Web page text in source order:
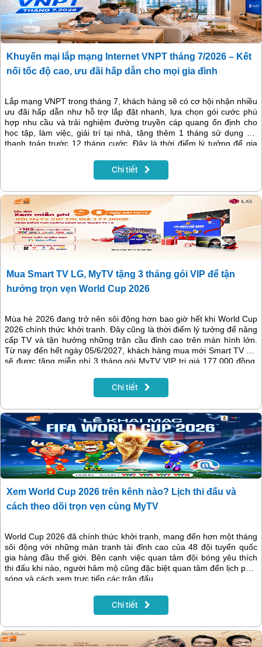
Khuyến mại lắp mạng Internet VNPT tháng 7/2026 – Kết
nối tốc độ cao, ưu đãi hấp dẫn cho mọi gia đình
​​​​​​​Lắp mạng VNPT trong tháng 7, khách hàng sẽ có cơ hội nhận nhiều
ưu đãi hấp dẫn như hỗ trợ lắp đặt nhanh, lựa chọn gói cước phù
hợp nhu cầu và trải nghiệm đường truyền cáp quang ổn định cho
học tập, làm việc, giải trí tại nhà, tặng thêm 1 tháng sử dụng khi
thanh toán trước 12 tháng cước. Đây là thời điểm lý tưởng để gia
Chi tiết
Mua Smart TV LG, MyTV tặng 3 tháng gói VIP để tận
hưởng trọn vẹn World Cup 2026
Mùa hè 2026 đang trở nên sôi động hơn bao giờ hết khi World Cup
2026 chính thức khởi tranh. Đây cũng là thời điểm lý tưởng để nâng
cấp TV và tận hưởng những trận cầu đỉnh cao trên màn hình lớn.
Từ nay đến hết ngày 05/6/2027, khách hàng mua mới Smart TV LG
sẽ được tặng miễn phí 3 tháng gói MyTV VIP trị giá 177.000 đồng,
trí dành cho cả gia đình.
Chi tiết
Xem World Cup 2026 trên kênh nào? Lịch thi đấu và
cách theo dõi trọn vẹn cùng MyTV
World Cup 2026 đã chính thức khởi tranh, mang đến hơn một tháng
sôi động với những màn tranh tài đỉnh cao của 48 đội tuyển quốc
gia hàng đầu thế giới. Bên cạnh việc quan tâm đội bóng yêu thích
thi đấu khi nào, người hâm mộ cũng đặc biệt quan tâm đến lịch phát
sóng và cách xem trực tiếp các trận đấu.
Chi tiết